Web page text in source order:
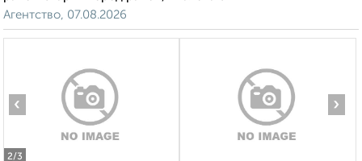
Агентство, 07.08.2026
2/3
‹ ›